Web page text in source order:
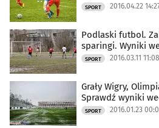
SPORT 2016.04.22
Podlaski futbol.
sparingi. Wyniki
SPORT 2016.03.11 11:08
Grały Wigry,
Sprawdź wyniki
SPORT 2016.01.23